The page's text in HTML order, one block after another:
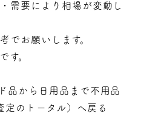
需要により相場が変動し
でお願いします。
す。
品から日用品まで不用品
定のトータル ）へ戻る